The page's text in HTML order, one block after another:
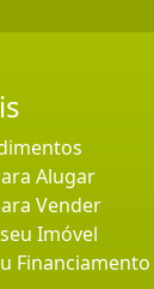
Alugar
Vender
Imóvel
Financiamento